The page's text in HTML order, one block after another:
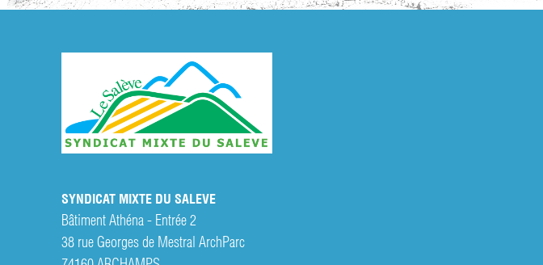
SYNDICAT MIXTE DU SALEVE
Bâtiment Athéna - Entrée 2
38 rue Georges de Mestral ArchParc
74160 ARCHAMPS